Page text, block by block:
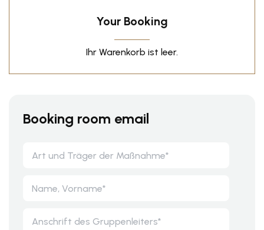
Your Booking
Ihr Warenkorb ist leer.
Booking room email